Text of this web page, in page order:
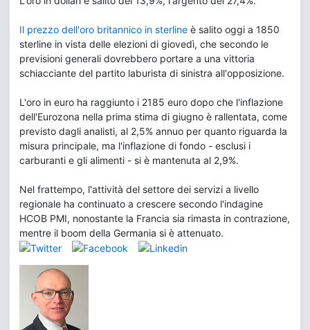
Il prezzo dell'oro britannico in sterline è salito oggi a 1850
sterline in vista delle elezioni di giovedì, che secondo le
previsioni generali dovrebbero portare a una vittoria
schiacciante del partito laburista di sinistra all'opposizione.
L'oro in euro ha raggiunto i 2185 euro dopo che l'inflazione
dell'Eurozona nella prima stima di giugno è rallentata, come
previsto dagli analisti, al 2,5% annuo per quanto riguarda la
misura principale, ma l'inflazione di fondo - esclusi i
carburanti e gli alimenti - si è mantenuta al 2,9%.
Nel frattempo, l'attività del settore dei servizi a livello
regionale ha continuato a crescere secondo l'indagine
HCOB PMI, nonostante la Francia sia rimasta in contrazione,
mentre il boom della Germania si è attenuato.